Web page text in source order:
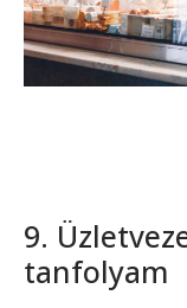
9.
tanfolyam